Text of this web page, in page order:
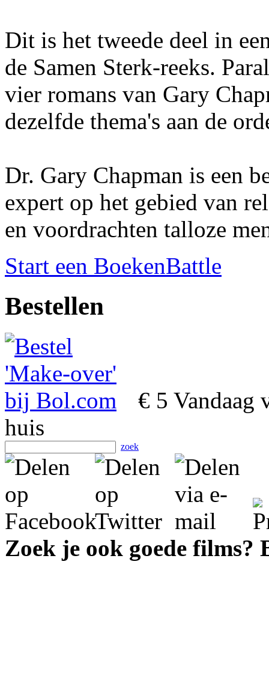
Dit is het tweede deel in
de Samen Sterk-reeks.
vier romans van Gary
dezelfde thema's aan de
Dr. Gary Chapman is een
expert op het gebied van
en voordrachten talloze
Start een BoekenBattle
Bestellen
€ 5 Vandaag
huis
zoek
Zoek je ook goede films?